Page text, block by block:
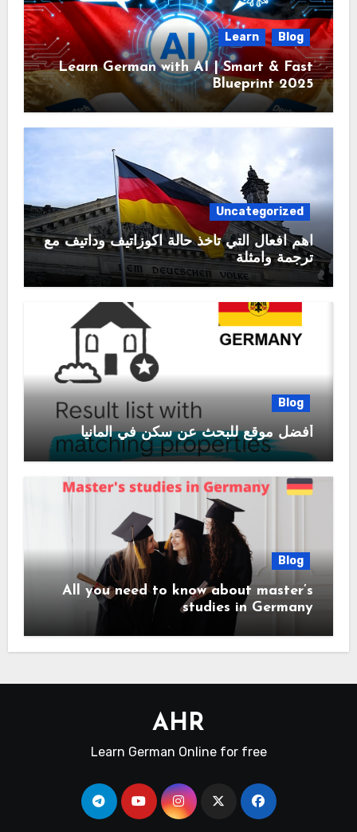
Blog
Learn
Learn German with AI | Smart & Fast
Blueprint 2025
Uncategorized
اهم افعال التي تأخذ حالة اكوزاتيف وداتيف مع
ترجمة وامثلة
Blog
أفضل موقع للبحث عن سكن في المانيا
Blog
All you need to know about master’s
studies in Germany
AHR
Learn German Online for free